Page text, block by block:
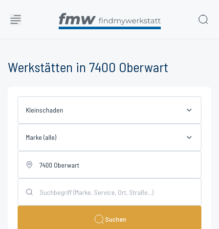
Werkstätten in 7400 Oberwart
Kleinschaden
Marke (alle)
Suchen